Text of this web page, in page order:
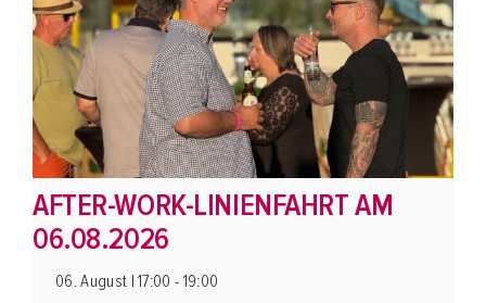
AFTER-WORK-LINIENFAHRT AM
06.08.2026
06. August | 17:00 - 19:00